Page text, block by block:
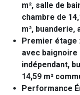
m², salle de
chambre de
m², buanderie,
Premier étage
avec
indépendant,
14,59 m²
Performance